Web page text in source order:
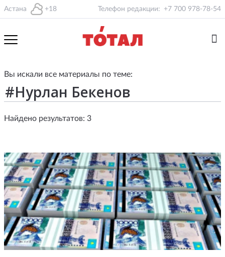
Астана +18 Телефон редакции: +7 700 978-78-54
Вы искали все материалы по теме:
Найдено результатов: 3